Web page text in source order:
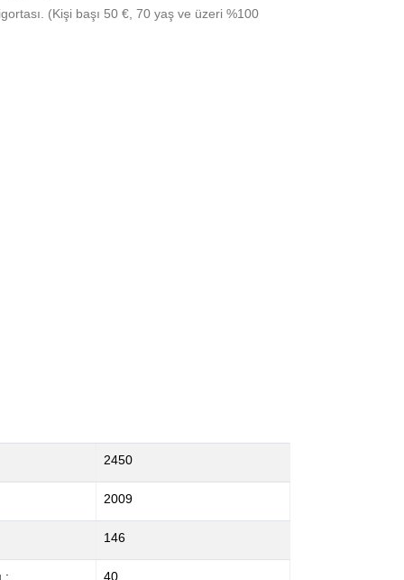
(Kişi başı 50 €, 70 yaş ve üzeri %100
2450
2009
146
: 40